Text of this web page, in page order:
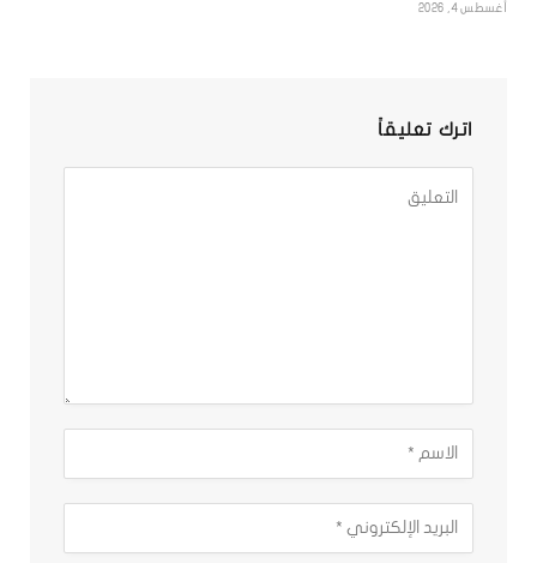
أغسطس 4, 2026
اترك تعليقاً